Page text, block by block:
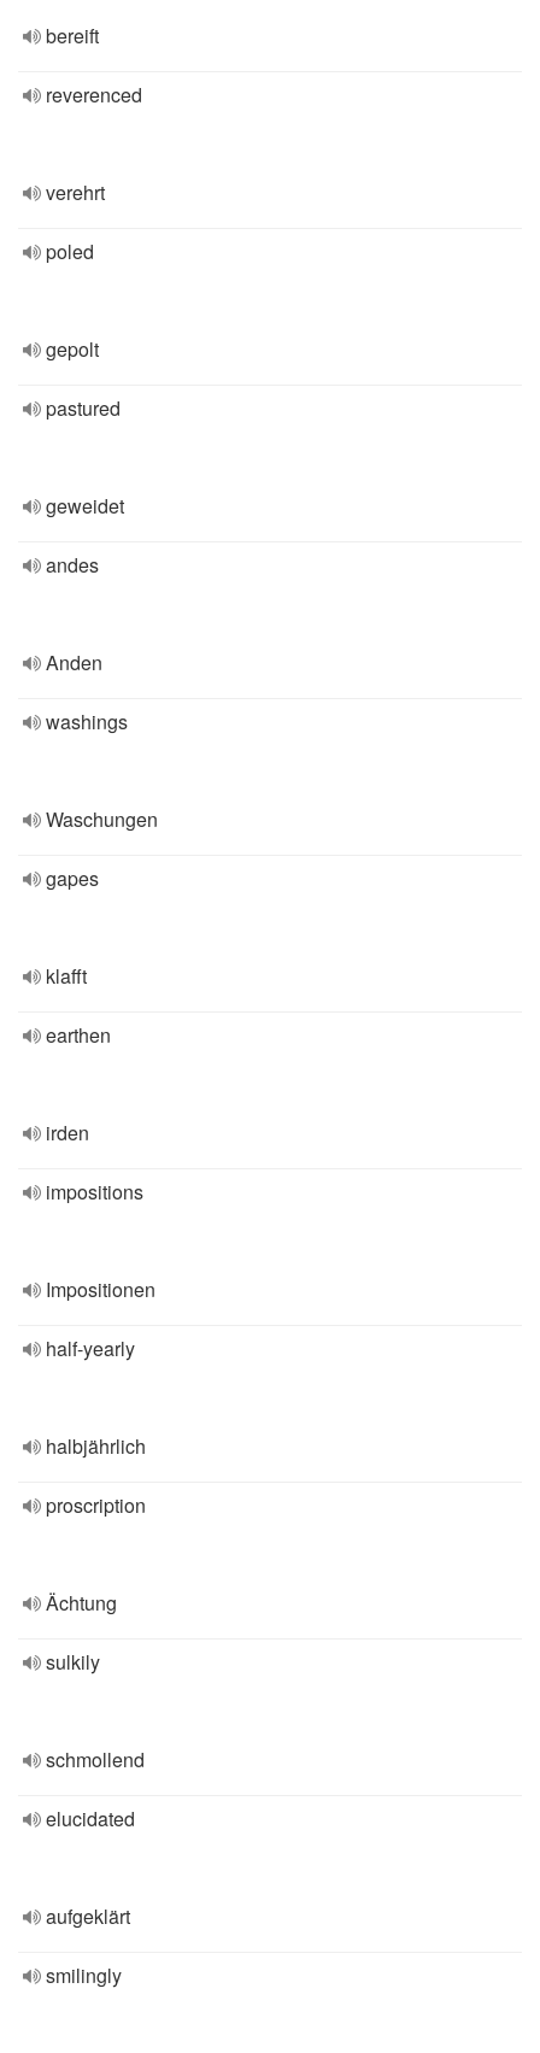
bereift
reverenced
verehrt
poled
gepolt
pastured
geweidet
andes
Anden
washings
Waschungen
gapes
klafft
earthen
irden
impositions
Impositionen
half-yearly
halbjährlich
proscription
Ächtung
sulkily
schmollend
elucidated
aufgeklärt
smilingly